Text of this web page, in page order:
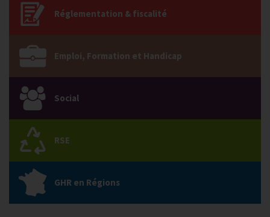
Réglementation & fiscalité
Emploi, Formation et Handicap
Social
RSE
GHR en Régions